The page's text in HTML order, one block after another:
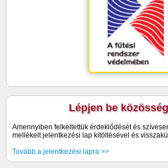
Lépjen be
Amennyiben felkeltettük érdeklődését és
mellékelt jelentkezési lap kitöltésével és
Tovább a jelentkezési lapra >>